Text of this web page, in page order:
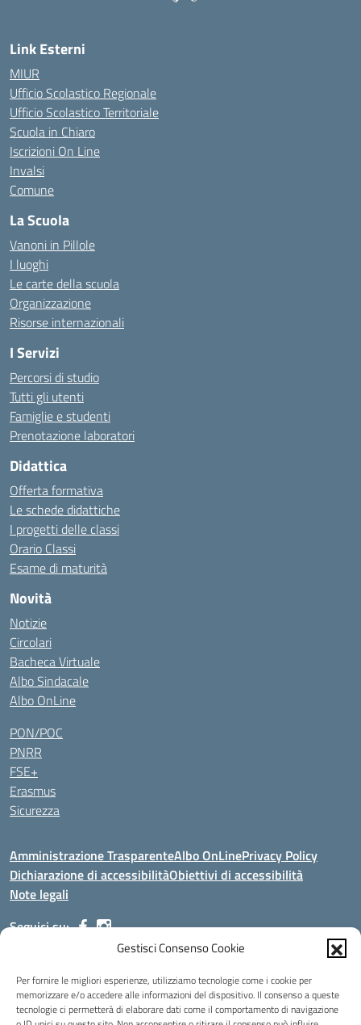
Gestisci Consenso Cookie
Per fornire le migliori esperienze, utilizziamo tecnologie come i cookie per
memorizzare e/o accedere alle informazioni del dispositivo. Il consenso a queste
tecnologie ci permetterà di elaborare dati come il comportamento di navigazione
Link Esterni
MIUR
Ufficio Scolastico Regionale
Ufficio Scolastico Territoriale
Scuola in Chiaro
Iscrizioni On Line
Invalsi
Comune
La Scuola
Vanoni in Pillole
I luoghi
Le carte della scuola
Organizzazione
Risorse internazionali
I Servizi
Percorsi di studio
Tutti gli utenti
Famiglie e studenti
Prenotazione laboratori
Didattica
Offerta formativa
Le schede didattiche
I progetti delle classi
Orario Classi
Esame di maturità
Novità
Notizie
Circolari
Bacheca Virtuale
Albo Sindacale
Albo OnLine
PON/POC
PNRR
FSE+
Erasmus
Sicurezza
Amministrazione TrasparenteAlbo OnLinePrivacy Policy
Dichiarazione di accessibilitàObiettivi di accessibilità
Note legali
Seguici su:
Indirizzo:Via Malagrida, 3 - 22017 Menaggio (CO)
Centralino:+39 0344.32.539 Email:cois00100g@istruzione.it
Posta elettronica certificata (PEC):cois00100g@pec.istruzione.it